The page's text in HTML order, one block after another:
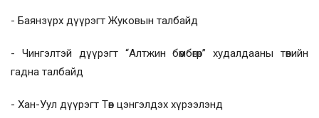
- Баянзүрх дүүрэгт Жуковын талбайд
- Чингэлтэй дүүрэгт “Алтжин бөмбөгөр” худалдааны төвийн
гадна талбайд
- Хан-Уул дүүрэгт Төв цэнгэлдэх хүрээлэнд